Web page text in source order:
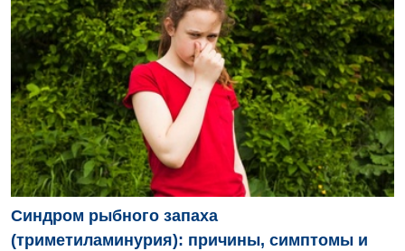
Синдром рыбного запаха
(триметиламинурия): причины, симптомы и